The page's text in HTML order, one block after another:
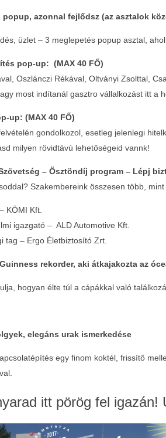
popup, azonnal fejlődsz (az asztalok
üzlet – 3 meglepetés popup asztal,
pop-up: (MAX 40 FŐ)
Oszlánczi Rékával, Oltványi Zsolttal,
most indítanál gasztro vállalkozást itt a
up: (MAX 40 FŐ)
gondolkozol, esetleg jelenlegi
milyen rövidtávú lehetőségeid vannk!
Szövetség – Ösztöndíj program – Lépj
Szakembereink összesen több,
KÖMI Kft.
igazgató – ALD Automotive Kft.
tag – Ergo Életbiztosító Zrt.
rekorder, aki átkajakozta az
hogyan élte túl a cápákkal való
elegáns urak ismerkedése
egy finom koktél, frissítő
itt pörög fel igazán!